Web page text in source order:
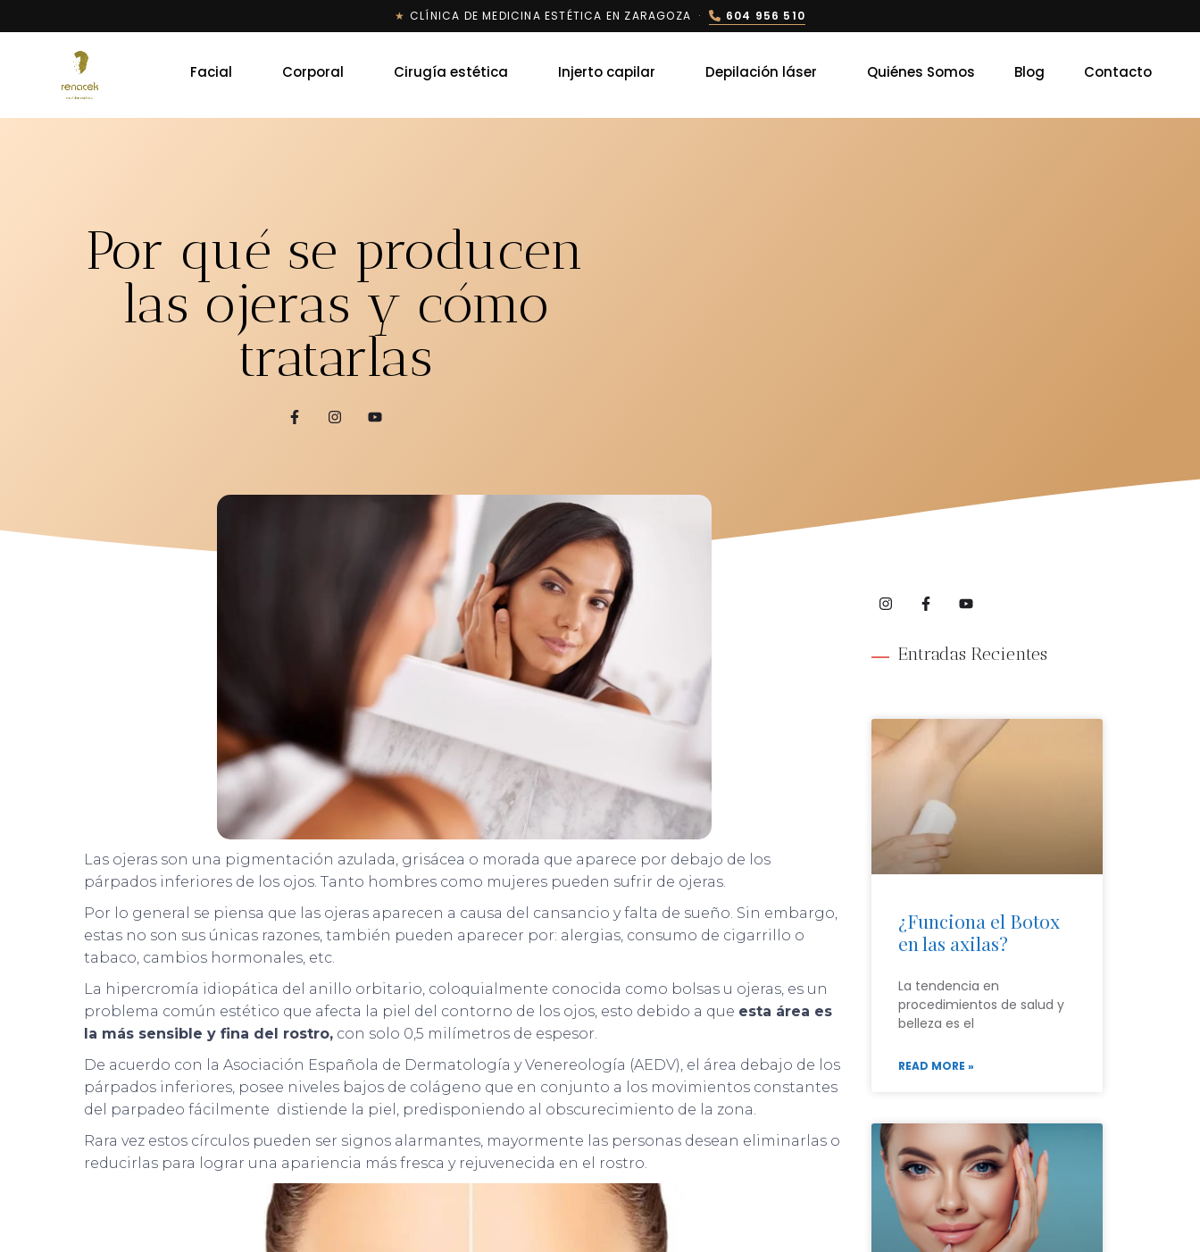
★ CLÍNICA DE MEDICINA ESTÉTICA EN ZARAGOZA · 604 956 510
Facial Corporal Cirugía estética Injerto capilar Depilación láser Quiénes Somos Blog Contacto
Por qué se producen
las ojeras y cómo
tratarlas
Las ojeras son una pigmentación azulada, grisácea o morada que aparece por debajo de los
párpados inferiores de los ojos. Tanto hombres como mujeres pueden sufrir de ojeras.
Por lo general se piensa que las ojeras aparecen a causa del cansancio y falta de sueño. Sin embargo,
estas no son sus únicas razones, también pueden aparecer por: alergias, consumo de cigarrillo o
tabaco, cambios hormonales, etc.
La hipercromía idiopática del anillo orbitario, coloquialmente conocida como bolsas u ojeras, es un
problema común estético que afecta la piel del contorno de los ojos, esto debido a que esta área es
la más sensible y fina del rostro, con solo 0,5 milímetros de espesor.
De acuerdo con la Asociación Española de Dermatología y Venereología (AEDV), el área debajo de los
párpados inferiores, posee niveles bajos de colágeno que en conjunto a los movimientos constantes
del parpadeo fácilmente distiende la piel, predisponiendo al obscurecimiento de la zona.
Rara vez estos círculos pueden ser signos alarmantes, mayormente las personas desean eliminarlas o
reducirlas para lograr una apariencia más fresca y rejuvenecida en el rostro.
Entradas Recientes
¿Funciona el Botox
en las axilas?
La tendencia en
procedimientos de salud y
belleza es el
READ MORE »